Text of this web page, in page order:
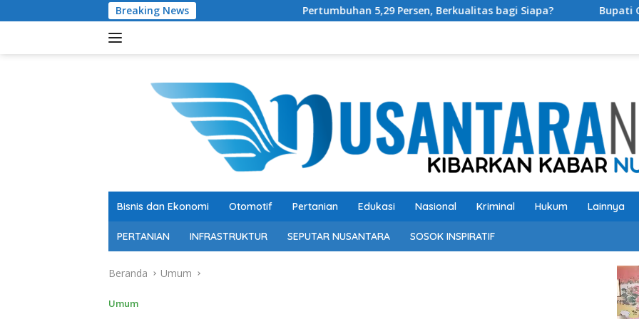
ke
Breaking NewsPertumbuhan 5,29 Persen, Berkualitas bagi Siapa? Bupati OKU Selatan Resmi Buka
Bisnis dan Ekonomi Otomotif Pertanian Edukasi Nasional Kriminal Hukum Lainnya
PERTANIAN INFRASTRUKTUR SEPUTAR NUSANTARA SOSOK INSPIRATIF
Beranda Umum
Umum